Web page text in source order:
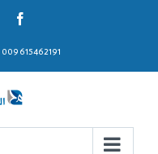
009615462191